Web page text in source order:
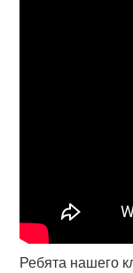
Ребята нашего